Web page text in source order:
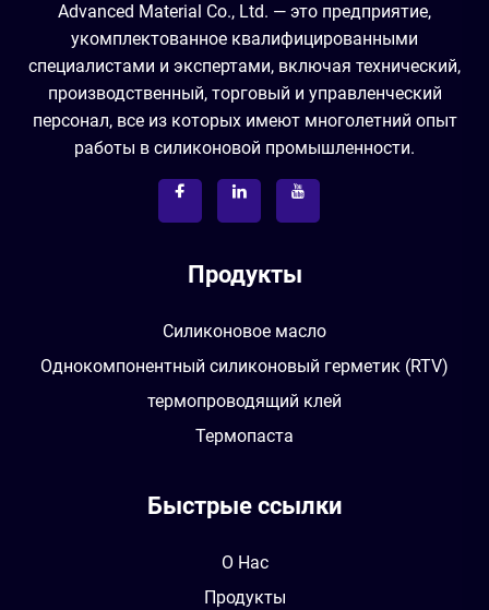
Advanced Material Co., Ltd. — это предприятие,
укомплектованное квалифицированными
специалистами и экспертами, включая технический,
производственный, торговый и управленческий
персонал, все из которых имеют многолетний опыт
работы в силиконовой промышленности.
Продукты
Силиконовое масло
Однокомпонентный силиконовый герметик (RTV)
термопроводящий клей
Термопаста
Быстрые ссылки
О Нас
Продукты